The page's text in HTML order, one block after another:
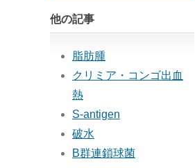
他の記事
脂肪腫
クリミア・コンゴ出血
熱
S-antigen
破水
B群連鎖球菌